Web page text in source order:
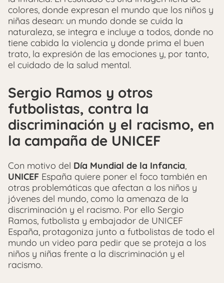
colores, donde expresan el mundo que los niños y
niñas desean: un mundo donde se cuida la
naturaleza, se integra e incluye a todos, donde no
tiene cabida la violencia y donde prima el buen
trato, la expresión de las emociones y, por tanto,
el cuidado de la salud mental.
Sergio Ramos y otros
futbolistas, contra la
discriminación y el racismo, en
la campaña de UNICEF
Con motivo del Día Mundial de la Infancia,
UNICEF España quiere poner el foco también en
otras problemáticas que afectan a los niños y
jóvenes del mundo, como la amenaza de la
discriminación y el racismo. Por ello Sergio
Ramos, futbolista y embajador de UNICEF
España, protagoniza junto a futbolistas de todo el
mundo un video para pedir que se proteja a los
niños y niñas frente a la discriminación y el
racismo.